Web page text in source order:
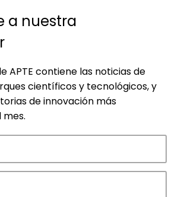
a nuestra
APTE contiene las noticias de
científicos y tecnológicos, y
de innovación más